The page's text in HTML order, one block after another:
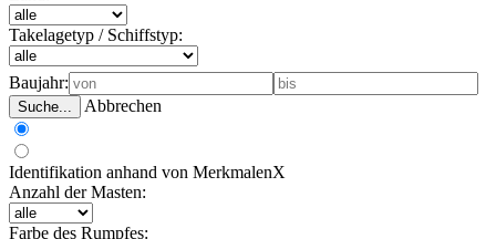
Takelagetyp / Schiffstyp:
Baujahr:
Suche... Abbrechen
Identifikation anhand von MerkmalenX
Anzahl der Masten:
Farbe des Rumpfes: